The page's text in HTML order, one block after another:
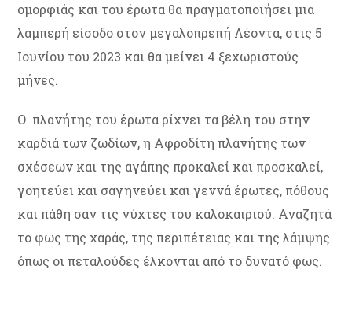
ομορφιάς και του έρωτα θα πραγματοποιήσει μια
λαμπερή είσοδο στον μεγαλοπρεπή Λέοντα, στις 5
Ιουνίου του 2023 και θα μείνει 4 ξεχωριστούς
μήνες.
Ο πλανήτης του έρωτα ρίχνει τα βέλη του στην
καρδιά των ζωδίων, η Αφροδίτη πλανήτης των
σχέσεων και της αγάπης προκαλεί και προσκαλεί,
γοητεύει και σαγηνεύει και γεννά έρωτες, πόθους
και πάθη σαν τις νύχτες του καλοκαιριού. Αναζητά
το φως της χαράς, της περιπέτειας και της λάμψης
όπως οι πεταλούδες έλκονται από το δυνατό φως.